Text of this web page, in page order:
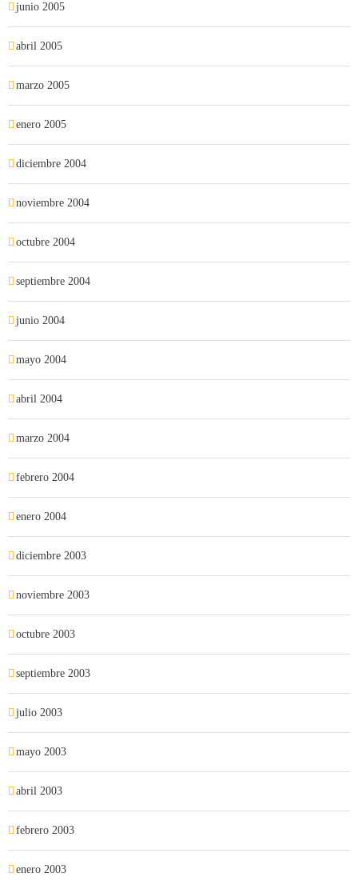
junio 2005
abril 2005
marzo 2005
enero 2005
diciembre 2004
noviembre 2004
octubre 2004
septiembre 2004
junio 2004
mayo 2004
abril 2004
marzo 2004
febrero 2004
enero 2004
diciembre 2003
noviembre 2003
octubre 2003
septiembre 2003
julio 2003
mayo 2003
abril 2003
febrero 2003
enero 2003